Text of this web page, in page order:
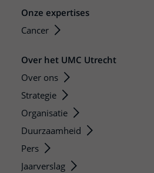
Onze expertises
Cancer
Over het UMC Utrecht
Over ons
Strategie
Organisatie
Duurzaamheid
Pers
Jaarverslag